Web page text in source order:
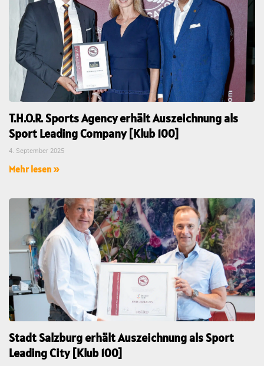
T.H.O.R. Sports Agency erhält Auszeichnung als
Sport Leading Company [Klub 100]
4. September 2025
Mehr lesen »
Stadt Salzburg erhält Auszeichnung als Sport
Leading City [Klub 100]